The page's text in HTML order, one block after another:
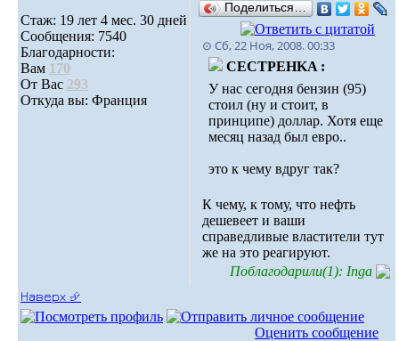
Стаж: 19 лет 4 мес. 30 дней
Сообщения: 7540
Благодарности:
Вам 170
От Вас 293
Откуда вы: Франция
Поделиться…
⊙ Сб, 22 Ноя, 2008. 00:33
CECTPEHKA :
У нас сегодня бензин (95)
стоил (ну и стоит, в
принципе) доллар. Хотя еще
месяц назад был евро..
это к чему вдруг так?
К чему, к тому, что нефть
дешевеет и ваши
справедливые властители тут
же на это реагируют.
Поблагодарили(1): Inga
Наверх ⮵
Оценить сообщение